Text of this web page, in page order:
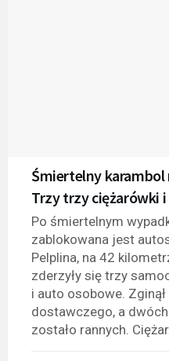
Śmiertelny karambol
Trzy trzy ciężarówki
Po śmiertelnym
zablokowana jest
Pelplina, na 42
zderzyły się trzy
i auto osobowe.
dostawczego, a
zostało rannych.